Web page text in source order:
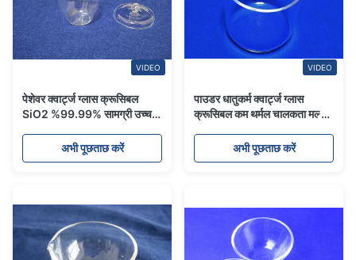
VIDEO
पेशेवर क्वार्ट्ज ग्लास क्रूसिबल
SiO2 %99.99% सामग्री उच्च
अभी पूछताछ करें
VIDEO
पाउडर धातुकर्म क्वार्ट्ज ग्लास
क्रूसिबल कम थर्मल चालकता मल्टी
अभी पूछताछ करें